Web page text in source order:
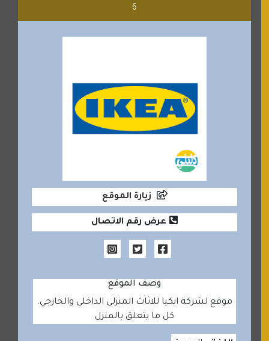
6
زيارة الموقع
عرض رقم الاتصال
وصف الموقع
موقع لشركة ايكيا للاثاث المنزلي الداخلي والخارجي.
كل ما يتعلق بالمنزل